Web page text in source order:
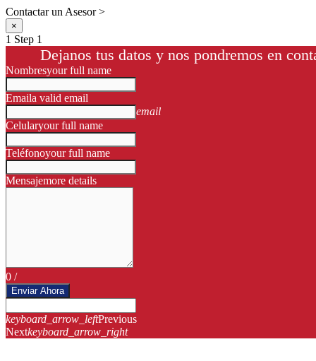
Contactar un Asesor >
×
1 Step 1
Dejanos tus datos y nos pondremos en
Nombresyour full name
Emaila valid email
email
Celularyour full name
Teléfonoyour full name
Mensajemore details
0 /
Enviar Ahora
keyboard_arrow_leftPrevious
Nextkeyboard_arrow_right